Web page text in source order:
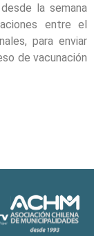
la semana
entre el
para enviar
de vacunación